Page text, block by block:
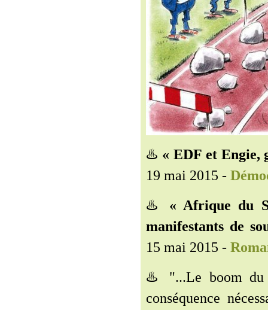
♨️ « EDF et Engie,
19 mai 2015 -
♨️ « Afrique du
manifestants de
15 mai 2015 -
♨️ "...Le boom du
conséquence